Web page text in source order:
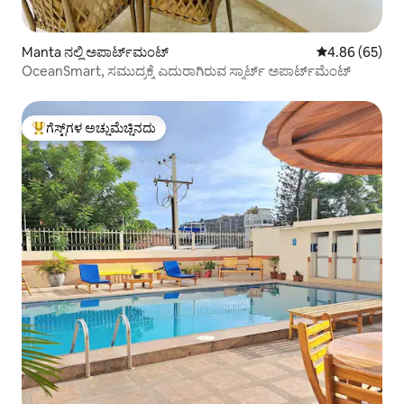
Manta ನಲ್ಲಿ ಅಪಾರ್ಟ್‌ಮಂಟ್ 5 ರಲ್ಲಿ 4.86
4.86 (65)
OceanSmart, ಸಮುದ್ರಕ್ಕೆ ಎದುರಾಗಿರುವ ಸ್ಮಾರ್ಟ್ ಅಪಾರ್ಟ್‌ಮೆಂಟ್
ಗೆಸ್ಟ್‌ಗಳಿಗೆ ಅತಿ ಹೆಚ್ಚು ಅಚ್ಚುಮೆಚ್ಚಿನದು
ಗೆಸ್ಟ್‌ಗಳ ಅಚ್ಚುಮೆಚ್ಚಿನದು